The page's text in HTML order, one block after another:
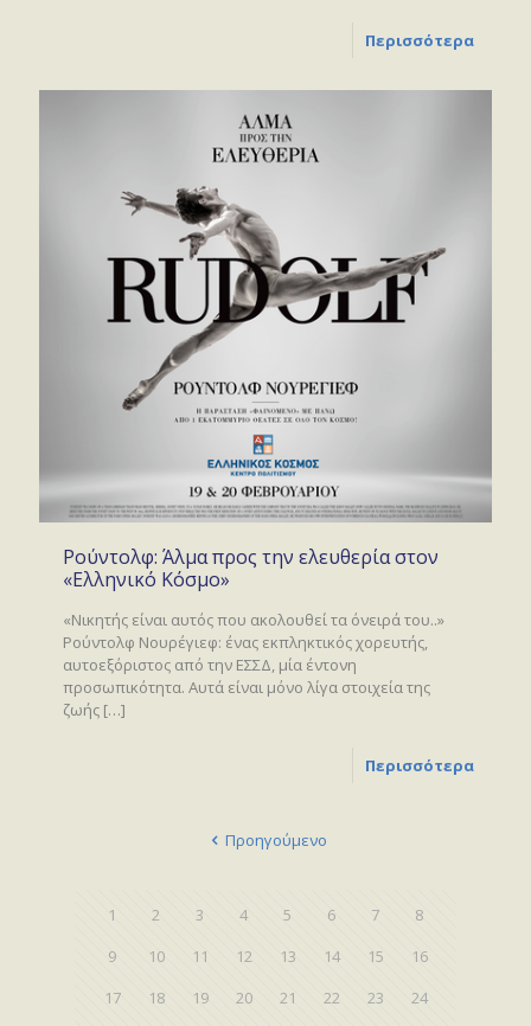
Περισσότερα
Ρούντολφ: Άλμα προς την ελευθερία στον
«Ελληνικό Κόσμο»
«Νικητής είναι αυτός που ακολουθεί τα όνειρά του..»
Ρούντολφ Νουρέγιεφ: ένας εκπληκτικός χορευτής,
αυτοεξόριστος από την ΕΣΣΔ, μία έντονη
προσωπικότητα. Αυτά είναι μόνο λίγα στοιχεία της
ζωής […]
Περισσότερα
Προηγούμενο
1 2 3 4 5 6 7
8
9
10 11 12 13 14 15
16
17
18 19 20 21 22 23
24